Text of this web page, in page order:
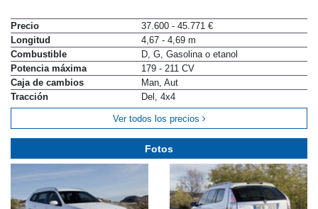
Precio
37.600 - 45.771 €
Longitud
4,67 - 4,69 m
Combustible
D, G, Gasolina o etanol
Potencia máxima
179 - 211 CV
Caja de cambios
Man, Aut
Tracción
Del, 4x4
Ver todos los precios
Fotos